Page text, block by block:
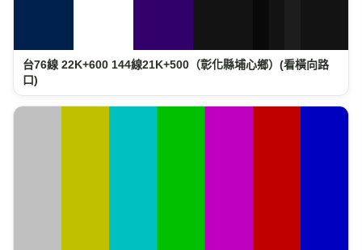
台76線 22K+600 144線21K+500（彰化縣埔心鄉）(看橫向路
口)